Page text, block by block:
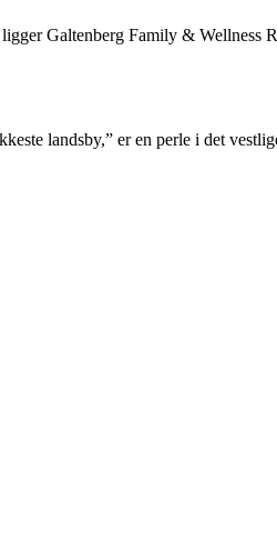
Galtenberg Family & Wellness
landsby,” er en perle i det